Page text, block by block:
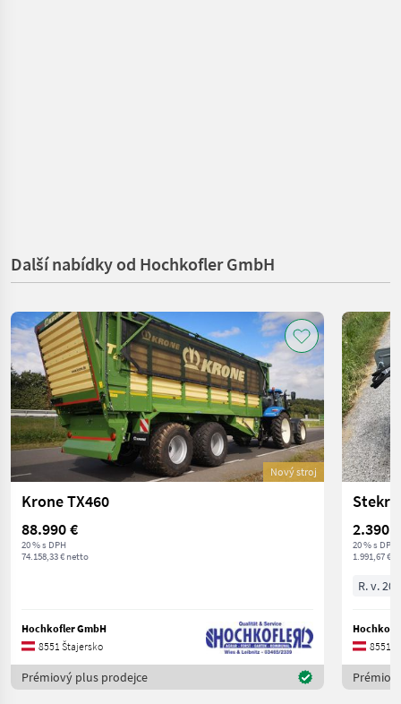
Další nabídky od Hochkofler GmbH
Nový stroj
Krone TX460
88.990 €
20 % s DPH
74.158,33 € netto
Hochkofler GmbH
8551 Štajersko
Prémiový plus prodejce
2.390 €
20 % s DPH
1.991,67 €
R. v.
8551